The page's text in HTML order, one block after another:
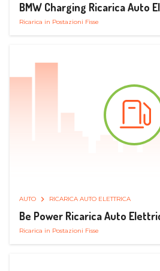
BMW Charging Ricarica Auto
Ricarica in Postazioni Fisse
AUTO RICARICA AUTO ELETTRICA
Be Power Ricarica Auto
Ricarica in Postazioni Fisse